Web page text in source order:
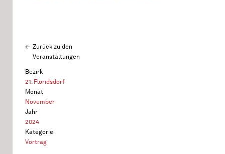
Zurück zu den
Veranstaltungen
Bezirk
21. Floridsdorf
Monat
November
Jahr
2024
Kategorie
Vortrag